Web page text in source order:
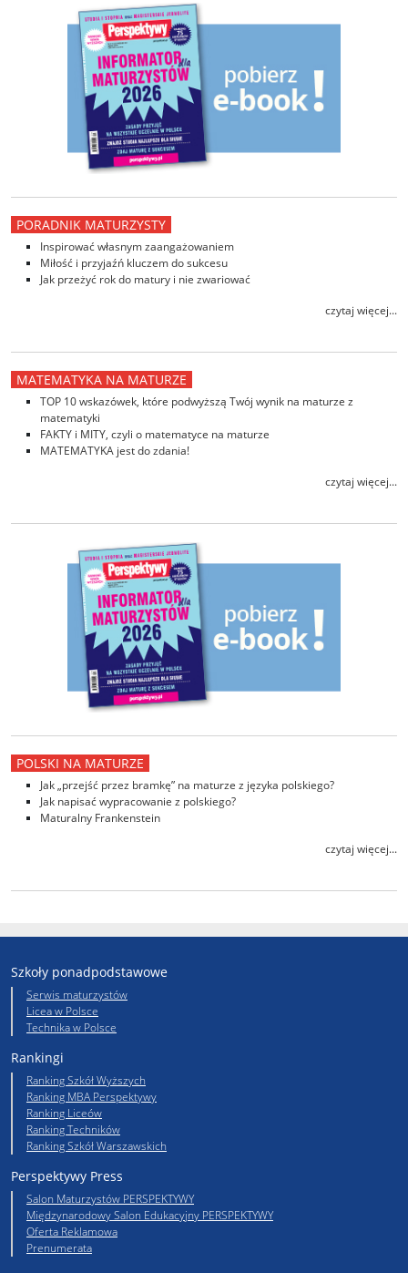
PORADNIK MATURZYSTY
Inspirować własnym zaangażowaniem
Miłość i przyjaźń kluczem do sukcesu
Jak przeżyć rok do matury i nie zwariować
czytaj więcej...
MATEMATYKA NA MATURZE
TOP 10 wskazówek, które podwyższą Twój wynik na maturze z
matematyki
FAKTY i MITY, czyli o matematyce na maturze
MATEMATYKA jest do zdania!
czytaj więcej...
POLSKI NA MATURZE
Jak „przejść przez bramkę” na maturze z języka polskiego?
Jak napisać wypracowanie z polskiego?
Maturalny Frankenstein
czytaj więcej...
Szkoły ponadpodstawowe
Serwis maturzystów
Licea w Polsce
Technika w Polsce
Rankingi
Ranking Szkół Wyższych
Ranking MBA Perspektywy
Ranking Liceów
Ranking Techników
Ranking Szkół Warszawskich
Perspektywy Press
Salon Maturzystów PERSPEKTYWY
Międzynarodowy Salon Edukacyjny PERSPEKTYWY
Oferta Reklamowa
Prenumerata